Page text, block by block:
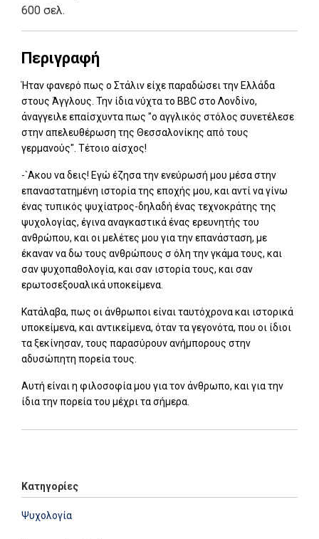
600 σελ.
Περιγραφή
Ήταν φανερό πως ο Στάλιν είχε παραδώσει την Ελλάδα
στους Άγγλους. Την ίδια νύχτα το BBC στο Λονδίνο,
άναγγειλε επαίσχυντα πως "ο αγγλικός στόλος συνετέλεσε
στην απελευθέρωση της Θεσσαλονίκης από τους
γερμανούς". Τέτοιο αίσχος!
-`Ακου να δεις! Εγώ έζησα την ενεύρωσή μου μέσα στην
επαναστατημένη ιστορία της εποχής μου, και αντί να γίνω
ένας τυπικός ψυχίατρος-δηλαδή ένας τεχνοκράτης της
ψυχολογίας, έγινα αναγκαστικά ένας ερευνητής του
ανθρώπου, και οι μελέτες μου για την επανάσταση, με
έκαναν να δω τους ανθρώπους σ όλη την γκάμα τους, και
σαν ψυχοπαθολογία, και σαν ιστορία τους, και σαν
ερωτοσεξουαλικά υποκείμενα.
Κατάλαβα, πως οι άνθρωποι είναι ταυτόχρονα και ιστορικά
υποκείμενα, και αντικείμενα, όταν τα γεγονότα, που οι ίδιοι
τα ξεκίνησαν, τους παρασύρουν ανήμπορους στην
αδυσώπητη πορεία τους.
Αυτή είναι η φιλοσοφία μου για τον άνθρωπο, και για την
ίδια την πορεία του μέχρι τα σήμερα.
Κατηγορίες
Ψυχολογία